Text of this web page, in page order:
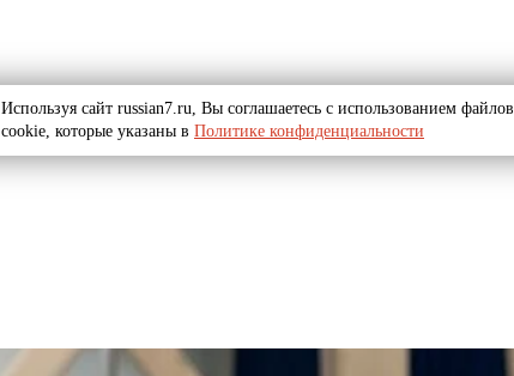
Используя сайт russian7.ru, Вы соглашаетесь с использованием файлов
cookie, которые указаны в Политике конфиденциальности